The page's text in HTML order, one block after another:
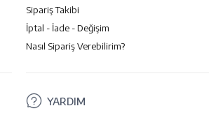
Sipariş Takibi
İptal - İade - Değişim
Nasıl Sipariş Verebilirim?
YARDIM